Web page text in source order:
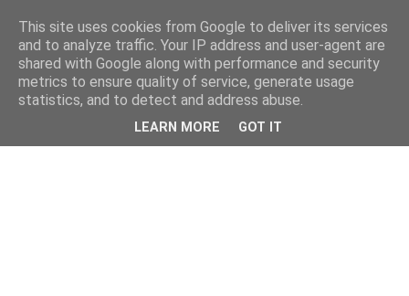
This site uses cookies from Google to deliver its services
and to analyze traffic. Your IP address and user-agent are
shared with Google along with performance and security
metrics to ensure quality of service, generate usage
statistics, and to detect and address abuse.
LEARN MORE GOT IT